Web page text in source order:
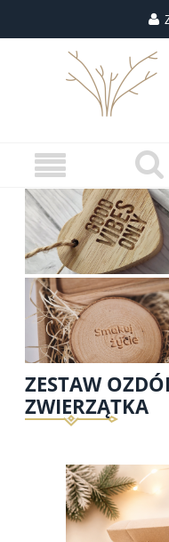
ZESTAW
ZWIERZĄTKA